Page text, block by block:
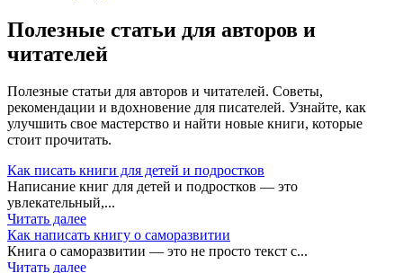
Полезные статьи для авторов и
читателей
Полезные статьи для авторов и читателей. Советы,
рекомендации и вдохновение для писателей. Узнайте, как
улучшить свое мастерство и найти новые книги, которые
стоит прочитать.
Как писать книги для детей и подростков
Написание книг для детей и подростков — это
увлекательный,...
Читать далее
Как написать книгу о саморазвитии
Книга о саморазвитии — это не просто текст с...
Читать далее